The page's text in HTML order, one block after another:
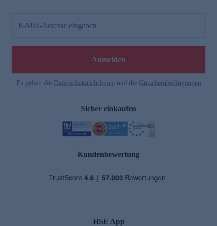
E-Mail-Adresse eingeben
Anmelden
Es gelten die Datenschutzrichtlinien und die Gutscheinbedingungen
Sicher einkaufen
Kundenbewertung
HSE App